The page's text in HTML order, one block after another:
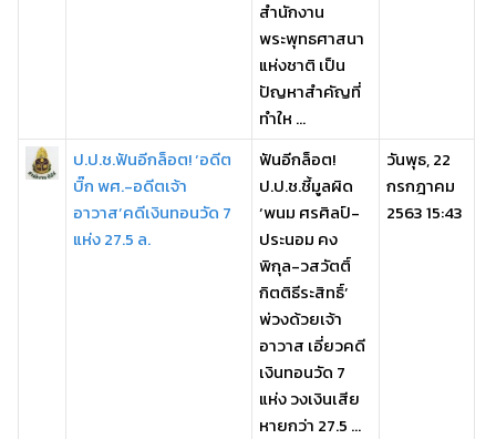
สำนักงาน
พระพุทธศาสนา
แห่งชาติ เป็น
ปัญหาสำคัญที่
ทำให ...
ป.ป.ช.ฟันอีกล็อต! ‘อดีต
บิ๊ก พศ.-อดีตเจ้า
อาวาส’คดีเงินทอนวัด 7
แห่ง 27.5 ล.
ฟันอีกล็อต!
ป.ป.ช.ชี้มูลผิด
‘พนม ศรศิลป์-
ประนอม คง
พิกุล-วสวัตติ์
กิตติธีระสิทธิ์’
พ่วงด้วยเจ้า
อาวาส เอี่ยวคดี
เงินทอนวัด 7
แห่ง วงเงินเสีย
หายกว่า 27.5 ...
วันพุธ, 22
กรกฎาคม
2563 15:43